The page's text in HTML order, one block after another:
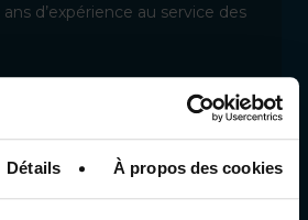
Détails À propos des cookies
d’expérience au service des
chantiers réalisés par
an